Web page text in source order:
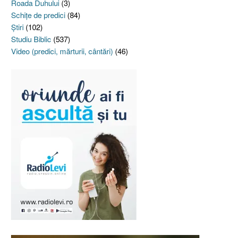
Roada Duhului (3)
Schiţe de predici (84)
Ştiri (102)
Studiu Biblic (537)
Video (predici, mărturii, cântări) (46)